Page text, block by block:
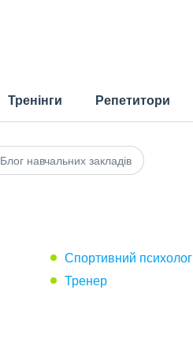
Тренінги Репетитори
Блог навчальних закладів
Спортивний психолог
Тренер